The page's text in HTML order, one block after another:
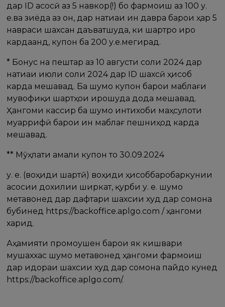
дар ID асосӣ аз 5 навкор(!) бо фармоиш аз 100 у.
е.ва зиёда аз он, дар натиҷаи ин давра барои ҳар 5
навраси шахсан даъватшуда, ки шартро иҷро
кардаанд, купон ба 200 у.е.мегирад.
* Бонус на пештар аз 10 августи соли 2024 дар
натиҷаи июли соли 2024 дар ID шахсӣ ҳисоб
карда мешавад. Ба шумо купон барои маблағи
мувофиқи шартҳои иҷрошуда дода мешавад.
Ҳангоми кассир ба шумо интихоби маҳсулоти
муаррифӣ барои ин маблағ пешниҳод карда
мешавад.
** Мӯҳлати амали купон то 30.09.2024
у. е. (воҳиди шартӣ) воҳиди ҳисоббаробаркунии
асосии дохилии ширкат, қурби у. е. шумо
метавонед дар дафтари шахсии худ дар сомона
бубинед https://backoffice.aplgo.com / ҳангоми
харид.
Аҳамияти промоушен барои як кишвари
мушаххас шумо метавонед ҳангоми фармоиш
дар идораи шахсии худ дар сомона пайдо кунед
https://backoffice.aplgo.com/.